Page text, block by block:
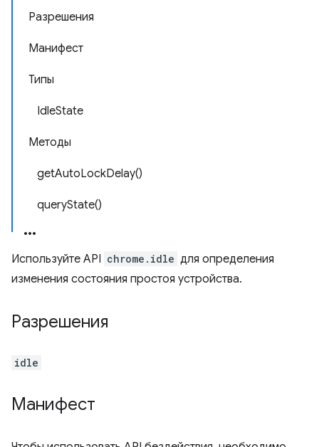
Разрешения
Манифест
Типы
IdleState
Методы
getAutoLockDelay()
queryState()
Используйте API chrome.idle для определения
изменения состояния простоя устройства.
Разрешения
idle
Манифест